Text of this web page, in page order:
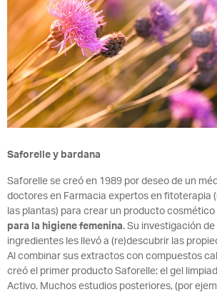
Saforelle y bardana
Saforelle se creó en 1989 por deseo de un
doctores en Farmacia expertos en fitoterapia
las plantas) para crear un producto cosmético
para la higiene femenina. Su investigación
ingredientes les llevó a (re)descubrir las
Al combinar sus extractos con compuestos
creó el primer producto Saforelle: el gel
Activo. Muchos estudios posteriores, (por